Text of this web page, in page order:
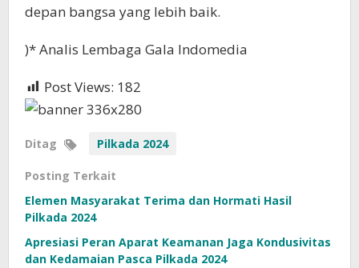
depan bangsa yang lebih baik.
)* Analis Lembaga Gala Indomedia
Post Views: 182
Ditag Pilkada 2024
Posting Terkait
Elemen Masyarakat Terima dan Hormati Hasil
Pilkada 2024
Apresiasi Peran Aparat Keamanan Jaga Kondusivitas
dan Kedamaian Pasca Pilkada 2024